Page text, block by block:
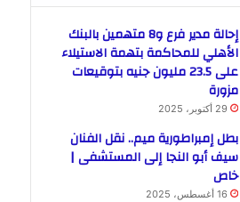
إحالة مدير فرع و8 متهمين بالبنك
الأهلي للمحاكمة بتهمة الاستيلاء
على 23.5 مليون جنيه بتوقيعات
مزورة
29 أكتوبر، 2025
بطل إمبراطورية ميم.. نقل الفنان
سيف أبو النجا إلى المستشفى |
خاص
16 أغسطس، 2025